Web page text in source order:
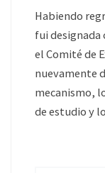
Habiendo
fui
el Comité de
nuevamente
mecanismo,
de estudio y